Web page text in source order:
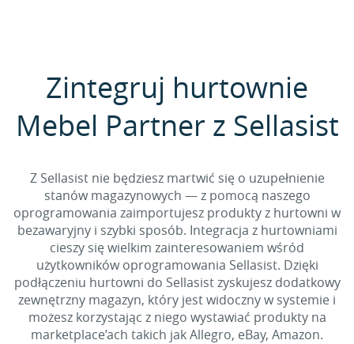
Zintegruj hurtownie
Mebel Partner z Sellasist
Z Sellasist nie będziesz martwić się o uzupełnienie
stanów magazynowych — z pomocą naszego
oprogramowania zaimportujesz produkty z hurtowni w
bezawaryjny i szybki sposób. Integracja z hurtowniami
cieszy się wielkim zainteresowaniem wśród
użytkowników oprogramowania Sellasist. Dzięki
podłączeniu hurtowni do Sellasist zyskujesz dodatkowy
zewnętrzny magazyn, który jest widoczny w systemie i
możesz korzystając z niego wystawiać produkty na
marketplace’ach takich jak Allegro, eBay, Amazon.